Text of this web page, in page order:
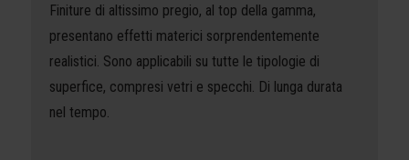
Finiture di altissimo pregio, al top della gamma,
presentano effetti materici sorprendentemente
realistici. Sono applicabili su tutte le tipologie di
superfice, compresi vetri e specchi. Di lunga durata
nel tempo.